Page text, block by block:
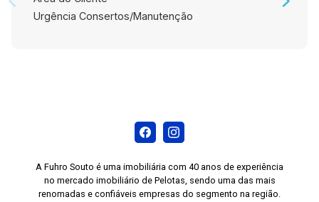
oportunidade única de morar no Condomínio
Urgência Consertos/Manutenção
A Fuhro Souto é uma imobiliária com 40 anos de experiência
no mercado imobiliário de Pelotas, sendo uma das mais
renomadas e confiáveis empresas do segmento na região.